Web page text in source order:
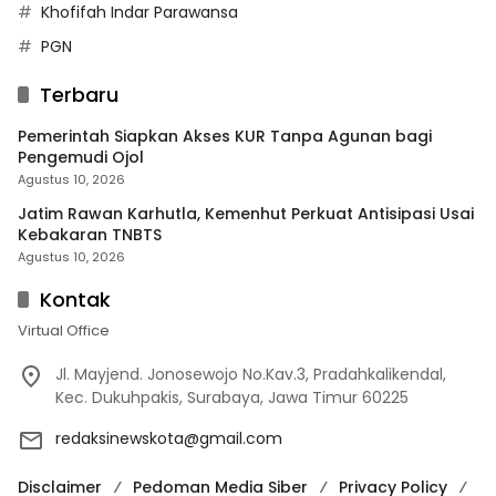
Khofifah Indar Parawansa
PGN
Terbaru
Pemerintah Siapkan Akses KUR Tanpa Agunan bagi
Pengemudi Ojol
Agustus 10, 2026
Jatim Rawan Karhutla, Kemenhut Perkuat Antisipasi Usai
Kebakaran TNBTS
Agustus 10, 2026
Kontak
Virtual Office
Jl. Mayjend. Jonosewojo No.Kav.3, Pradahkalikendal,
Kec. Dukuhpakis, Surabaya, Jawa Timur 60225
redaksinewskota@gmail.com
Disclaimer Pedoman Media Siber Privacy Policy